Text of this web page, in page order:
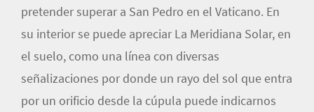
pretender superar a San Pedro en el Vaticano. En
su interior se puede apreciar La Meridiana Solar, en
el suelo, como una línea con diversas
señalizaciones por donde un rayo del sol que entra
por un orificio desde la cúpula puede indicarnos